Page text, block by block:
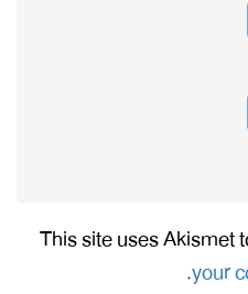
This site uses Akismet
your